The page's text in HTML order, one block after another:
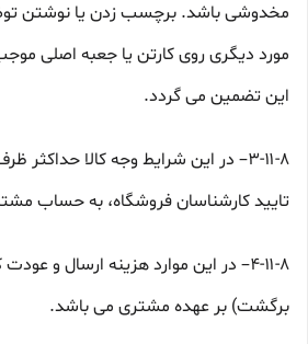
مخدوشی باشد. برچسب زدن یا نوشتن
مورد دیگری روی کارتن یا جعبه اصلی
این تضمین می گردد.
تایید کارشناسان فروشگاه، به حساب
۴-۱۱-۸– در این موارد هزینه ارسال و
برگشت) بر عهده مشتری می باشد.